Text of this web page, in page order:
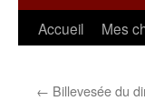
Aller
contenu
Accueil Mes
← Billevesée du